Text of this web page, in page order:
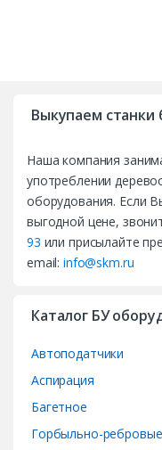
Выкупаем станки
Наша компания
употреблении
оборудования. Если
выгодной цене,
93 или присылайте
email:info@skm.ru
Каталог БУ
Автоподатчики
Аспирация
Багетное
Горбыльно-ребровые